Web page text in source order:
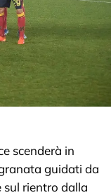
scenderà in
guidati da
rientro dalla